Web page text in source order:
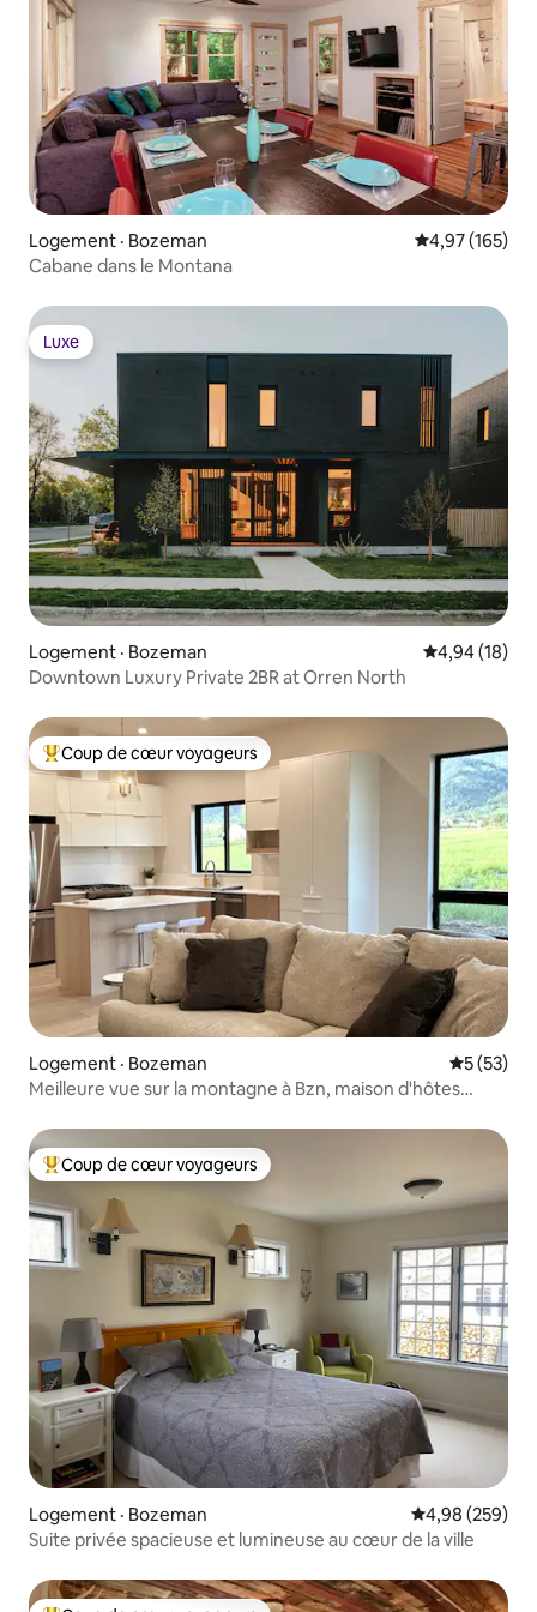
Logement · Bozeman Note
4,97 (165)
Cabane dans le Montana
Luxe
Luxe
Logement · Bozeman Note
4,94 (18)
Downtown Luxury Private 2BR at Orren North
Coup de cœur voyageurs parmi les plus aimés
Coup de cœur voyageurs
Logement · Bozeman Note
5 (53)
Meilleure vue sur la montagne à Bzn, maison d'hôtes
Coup de cœur voyageurs parmi les plus aimés
Coup de cœur voyageurs
Logement · Bozeman Note
4,98 (259)
Suite privée spacieuse et lumineuse au cœur de la ville